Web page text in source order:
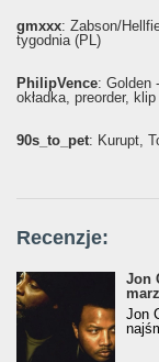
gmxxx: Żabson/
tygodnia (PL)
PhilipVence: Golden
okładka, preorder, klip
90s_to_pet: Kurupt,
Recenzje:
Jon
Jon